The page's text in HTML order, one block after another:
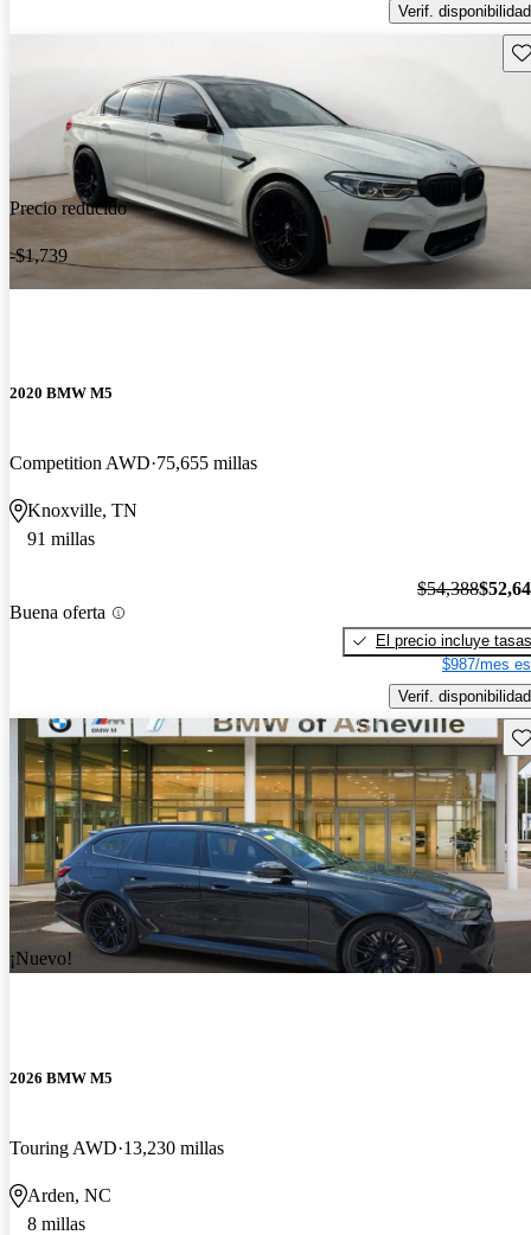
Verif. disponibilidad
Precio reducido
-$1,739
2020 BMW M5
Competition AWD 75,655 millas
Knoxville, TN
91 millas
Buena oferta
$54,388
El precio incluye tasas
$987/mes
Verif. disponibilidad
¡Nuevo!
2026 BMW M5
Touring AWD 13,230 millas
Arden, NC
8 millas